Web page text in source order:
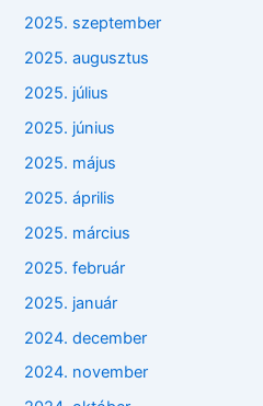
2025. szeptember
2025. augusztus
2025. július
2025. június
2025. május
2025. április
2025. március
2025. február
2025. január
2024. december
2024. november